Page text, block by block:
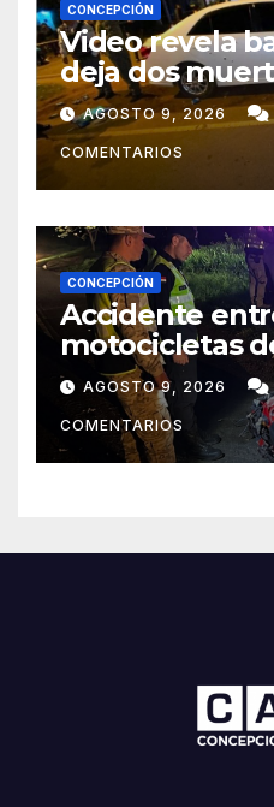
CONCEPCIÓN
Video revela
deja dos
heridos en
AGOSTO 9, 2026
COMENTARIOS
CONCEPCIÓN
Accidente
motocicletas
fallecido y dos
Yaú
AGOSTO 9, 2026
COMENTARIOS